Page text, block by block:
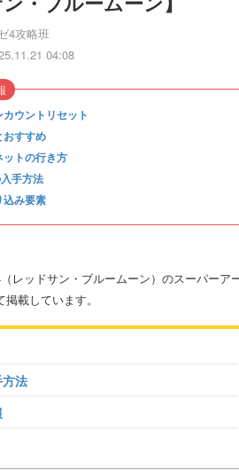
4攻略班
04:08
カウントリセット
おすすめ
ットの行き方
手方法
込み要素
レッドサン・ブルームーン）のスーパー
載しています。
法